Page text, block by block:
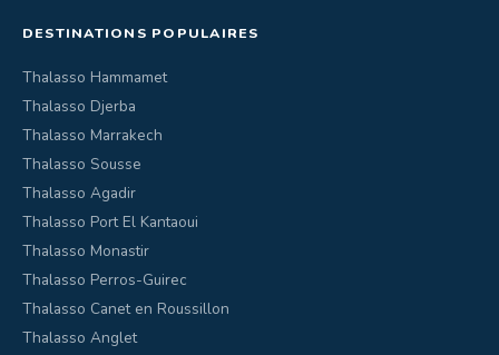
DESTINATIONS POPULAIRES
Thalasso Hammamet
Thalasso Djerba
Thalasso Marrakech
Thalasso Sousse
Thalasso Agadir
Thalasso Port El Kantaoui
Thalasso Monastir
Thalasso Perros-Guirec
Thalasso Canet en Roussillon
Thalasso Anglet